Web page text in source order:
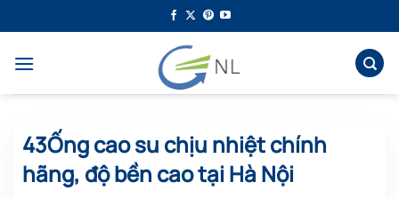
qua
dung
43Ống cao su chịu nhiệt chính
hãng, độ bền cao tại Hà Nội